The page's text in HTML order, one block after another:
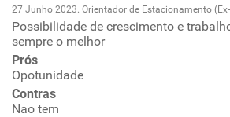
Recomenda a diretoria
Oportunidade de promoção
Ambiente de trabalho
Conciliação com a vida familiar
27 Junho 2023. Orientador de Estacionamento
Possibilidade de crescimento e
sempre o melhor
Prós
Opotunidade
Contras
Nao tem